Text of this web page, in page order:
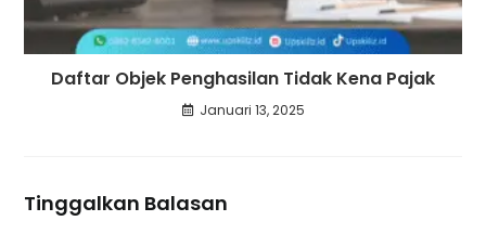
Daftar Objek Penghasilan Tidak Kena Pajak
Januari 13, 2025
Tinggalkan Balasan